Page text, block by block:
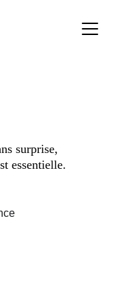
surprise,
essentielle.